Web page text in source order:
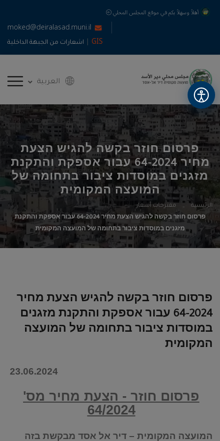
أهلاً وسهلاً بكم في موقع المجلس المحلي
moked@deiralasad.muni.il
GIS
| اشعارات من الجبهة الداخلية
العربية
פרסום חוזר בקשה להגיש הצעת
מחיר 64-2024 עבור אספקת והתקנת
מזגנים במוסדות ציבור בתחומה של
המועצה המקומית
الرئيسية
مقترحات أسعار
פרסום חוזר בקשה להגיש הצעת מחיר 64-2024 עבור אספקת והתקנת
מזגנים במוסדות ציבור בתחומה של המועצה המקומית
פרסום חוזר בקשה להגיש הצעת מחיר
64-2024 עבור אספקת והתקנת מזגנים
במוסדות ציבור בתחומה של המועצה
המקומית
23.06.2024
פרסום חוזר - הצעת מחיר מס'
64/2024
המועצה המקומית – דיר אל אסד מבקשת בזה